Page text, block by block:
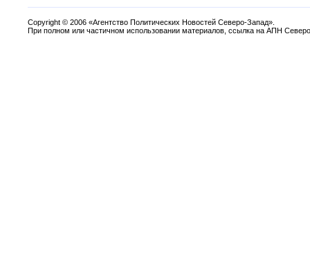
Copyright © 2006 «Агентство Политических Новостей Северо-Запад».
При полном или частичном использовании материалов, ссылка на АПН